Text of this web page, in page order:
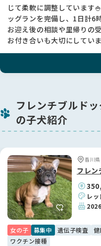
じて柔軟に調整しています
ッグランを完備し、1日計6
お迎え後の相談や里帰りの
お付き合いも大切にしてい
フレンチブルド
の子犬紹介
香川県
フレン
レ
女の子 募集中 遺伝子検査
健
ワクチン接種